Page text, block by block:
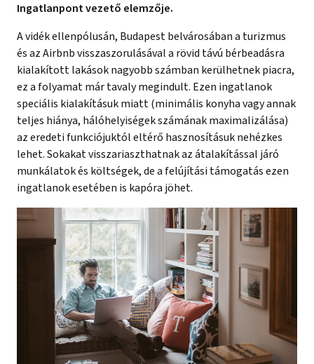
Ingatlanpont vezető elemzője.
A vidék ellenpólusán, Budapest belvárosában a turizmus
és az Airbnb visszaszorulásával a rövid távú bérbeadásra
kialakított lakások nagyobb számban kerülhetnek piacra,
ez a folyamat már tavaly megindult. Ezen ingatlanok
speciális kialakításuk miatt (minimális konyha vagy annak
teljes hiánya, hálóhelyiségek számának maximalizálása)
az eredeti funkciójuktól eltérő hasznosításuk nehézkes
lehet. Sokakat visszariaszthatnak az átalakítással járó
munkálatok és költségek, de a felújítási támogatás ezen
ingatlanok esetében is kapóra jöhet.